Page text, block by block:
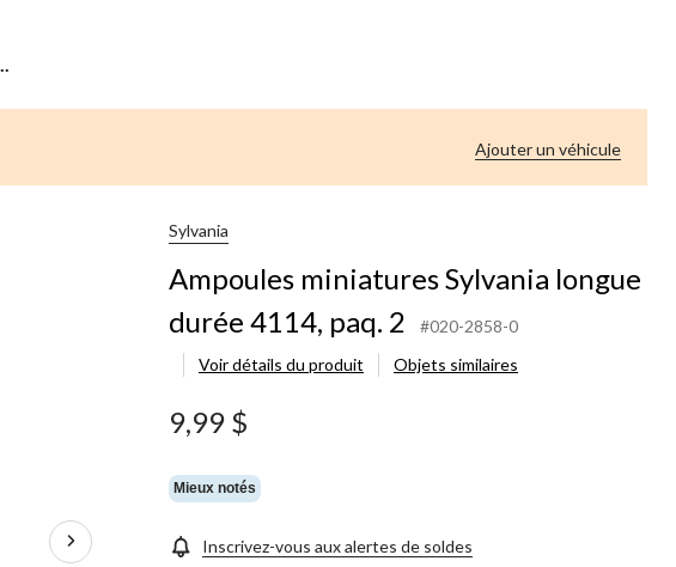
Ajouter un véhicule
Sylvania
Ampoules miniatures Sylvania longue
durée 4114, paq. 2
#020-2858-0
Voir détails du produit
Objets similaires
9,99 $
Mieux notés
Inscrivez-vous aux alertes de soldes